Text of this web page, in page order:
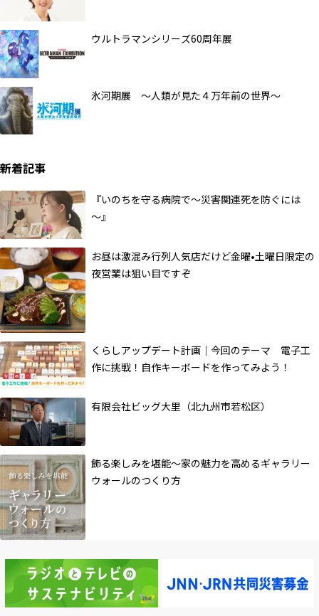
ウルトラマンシリーズ60周年展
氷河期展 ～人類が見た４万年前の世界～
新着記事
『いのちを守る病院で～災害関連死を防ぐには
～』
お昼は激混み行列人気店だけど金曜•土曜日限定の
夜営業は狙い目ですぞ
くらしアップデート計画｜今回のテーマ 電子工
作に挑戦！自作キーボードを作ってみよう！
有限会社ビッグ大里（北九州市若松区）
飾る楽しみを堪能～家の魅力を高めるギャラリー
ウォールのつくり方